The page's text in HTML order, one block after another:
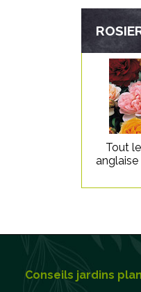
Tout
Conseils jardins